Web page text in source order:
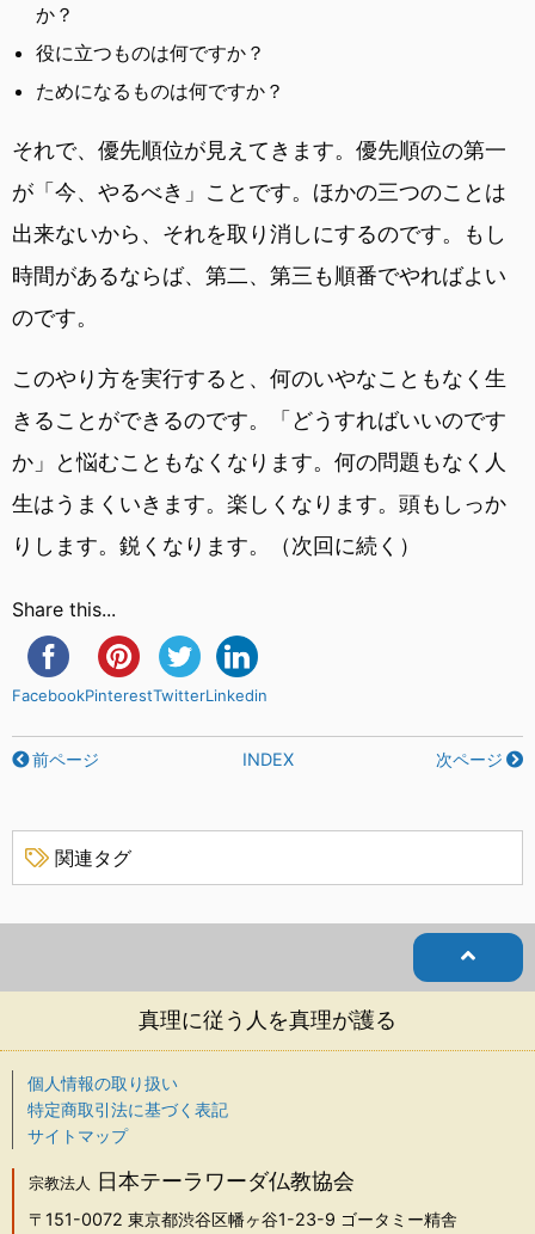
か？
役に立つものは何ですか？
ためになるものは何ですか？
それで、優先順位が見えてきます。優先順位の第一
が「今、やるべき」ことです。ほかの三つのことは
出来ないから、それを取り消しにするのです。もし
時間があるならば、第二、第三も順番でやればよい
のです。
このやり方を実行すると、何のいやなこともなく生
きることができるのです。「どうすればいいのです
か」と悩むこともなくなります。何の問題もなく人
生はうまくいきます。楽しくなります。頭もしっか
りします。鋭くなります。（次回に続く）
Share this...
FacebookPinterestTwitterLinkedin
前ページ INDEX 次ページ
関連タグ
真理に従う人を真理が護る
個人情報の取り扱い
特定商取引法に基づく表記
サイトマップ
宗教法人 日本テーラワーダ仏教協会
〒151-0072 東京都渋谷区幡ヶ谷1-23-9 ゴータミー精舎